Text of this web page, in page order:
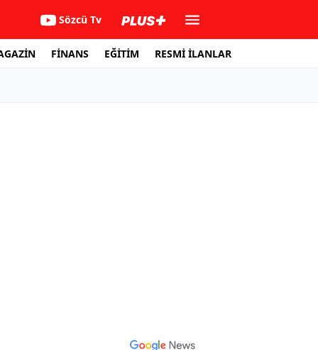
Sözcü Tv
FİNANS EĞİTİM RESMİ İLANLAR